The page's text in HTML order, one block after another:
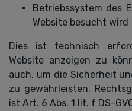
Betriebssystem des
Website besucht wird
Dies ist technisch
Website anzeigen zu
auch, um die Sicherheit
zu gewährleisten.
ist Art. 6 Abs. 1 lit. f DS-